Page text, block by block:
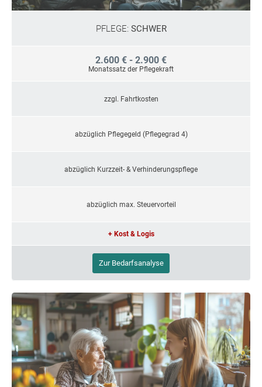
PFLEGE: SCHWER
2.600 € - 2.900 €
Monatssatz der Pflegekraft
zzgl. Fahrtkosten
abzüglich Pflegegeld (Pflegegrad 4)
abzüglich Kurzzeit- & Verhinderungspflege
abzüglich max. Steuervorteil
+ Kost & Logis
Zur Bedarfsanalyse